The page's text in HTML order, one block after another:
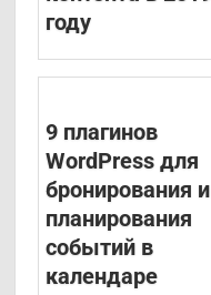
году
9 плагинов
WordPress для
бронирования и
планирования
событий в
календаре